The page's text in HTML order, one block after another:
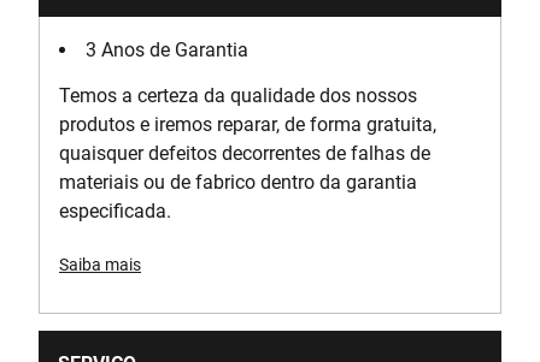
3 Anos de Garantia
Temos a certeza da qualidade dos nossos
produtos e iremos reparar, de forma gratuita,
quaisquer defeitos decorrentes de falhas de
materiais ou de fabrico dentro da garantia
especificada.
Saiba mais